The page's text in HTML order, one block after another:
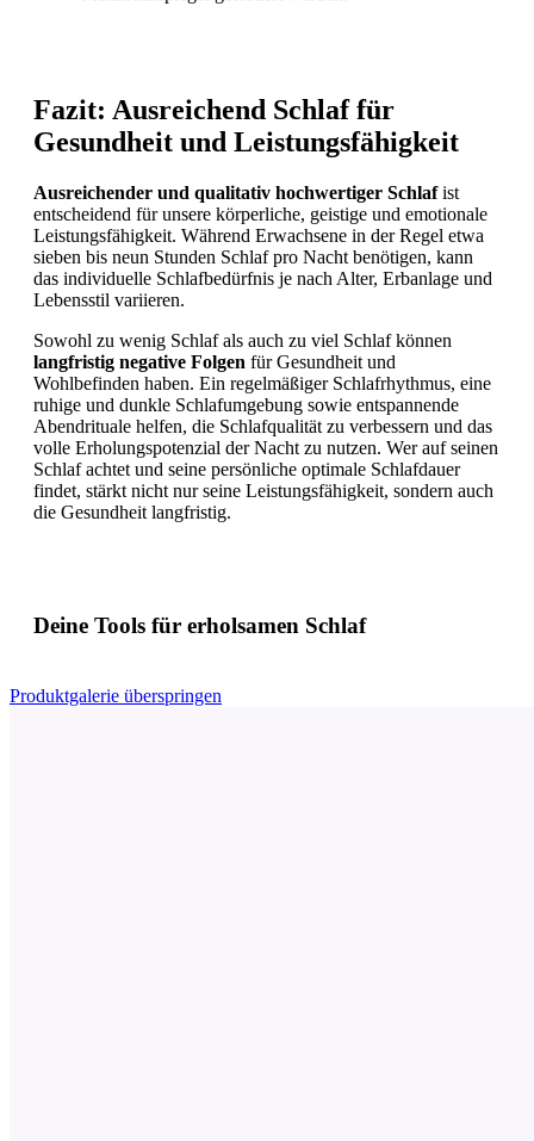
Fazit: Ausreichend Schlaf für
Gesundheit und Leistungsfähigkeit
Ausreichender und qualitativ hochwertiger Schlafist
entscheidend für unsere körperliche, geistige und emotionale
Leistungsfähigkeit. Während Erwachsene in der Regel etwa
sieben bis neun Stunden Schlaf pro Nacht benötigen, kann
das individuelle Schlafbedürfnis je nach Alter, Erbanlage und
Lebensstil variieren.
Sowohl zu wenig Schlaf als auch zu viel Schlaf können
langfristig negative Folgen für Gesundheit und
Wohlbefinden haben. Ein regelmäßiger Schlafrhythmus, eine
ruhige und dunkle Schlafumgebung sowie entspannende
Abendrituale helfen, die Schlafqualität zu verbessern und das
volle Erholungspotenzial der Nacht zu nutzen. Wer auf seinen
Schlaf achtet und seine persönliche optimale Schlafdauer
findet, stärkt nicht nur seine Leistungsfähigkeit, sondern auch
die Gesundheit langfristig.
Deine Tools für erholsamen Schlaf
Produktgalerie überspringen